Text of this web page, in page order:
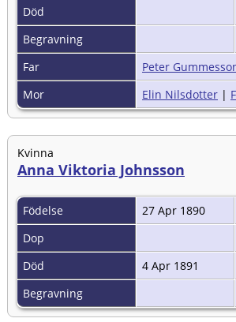
Död
Begravning
Far
Peter
Mor
Elin Nilsdotter |
Kvinna
Anna Viktoria Johnsson
Födelse 27 Apr 1890
Dop
Död
4 Apr 1891
Begravning